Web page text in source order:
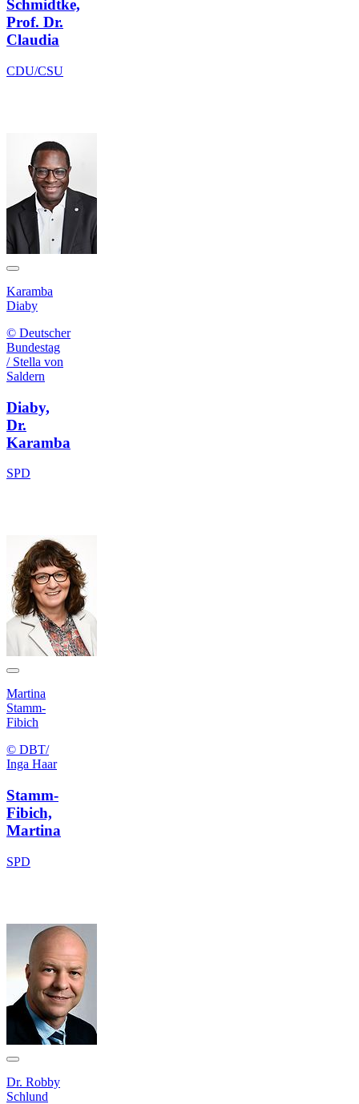
Schmidtke,
Prof. Dr.
Claudia
CDU/CSU
Karamba
Diaby
© Deutscher
Bundestag
/ Stella von
Saldern
Diaby,
Dr.
Karamba
SPD
Martina
Stamm-
Fibich
© DBT/
Inga Haar
Stamm-
Fibich,
Martina
SPD
Dr. Robby
Schlund